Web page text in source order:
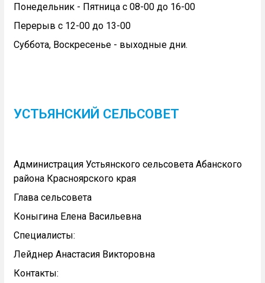
Понедельник - Пятница с 08-00 до 16-00
Перерыв с 12-00 до 13-00
Суббота, Воскресенье - выходные дни.
УСТЬЯНСКИЙ СЕЛЬСОВЕТ
Администрация Устьянского сельсовета Абанского
района Красноярского края
Глава сельсовета
Коныгина Елена Васильевна
Специалисты:
Лейднер Анастасия Викторовна
Контакты: